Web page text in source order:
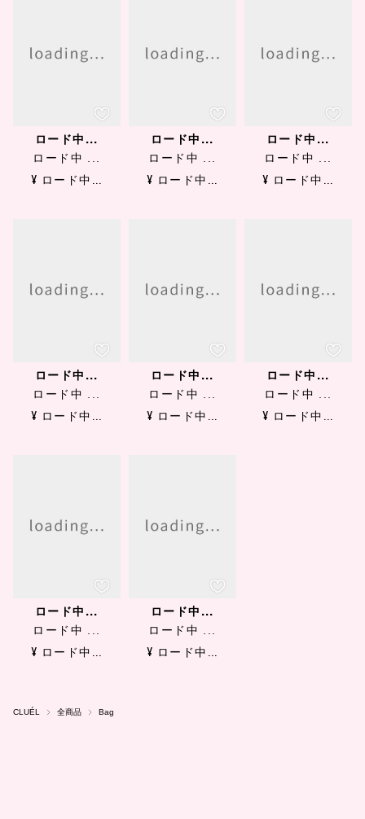
ロード中...
ロード中 ...
¥ ロード中...
ロード中...
ロード中 ...
¥ ロード中...
ロード中...
ロード中 ...
¥ ロード中...
ロード中...
ロード中 ...
¥ ロード中...
ロード中...
ロード中 ...
¥ ロード中...
ロード中...
ロード中 ...
¥ ロード中...
ロード中...
ロード中 ...
¥ ロード中...
ロード中...
ロード中 ...
¥ ロード中...
CLUÉL 全商品 Bag